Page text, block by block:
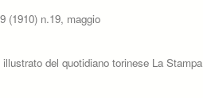
(1910) n.19, maggio
del quotidiano torinese La Stampa